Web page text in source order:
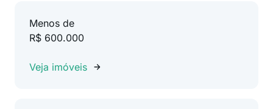
Menos de
R$ 600.000
Veja imóveis